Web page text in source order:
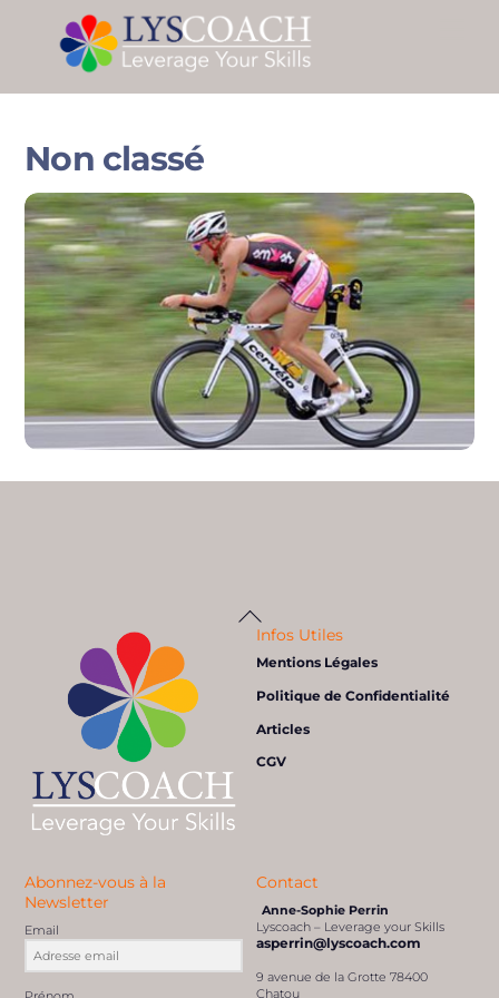
content
Non classé
décision et l’intelligence émotionnelle
Non classé Empathie Intelligence émotionnelle, Processus de décision /
La prise de décision
Top
Infos Utiles
Mentions Légales
Politique de Confidentialité
Articles
CGV
Abonnez-vous à la
Newsletter
Email
Contact
Anne-Sophie Perrin
Lyscoach – Leverage your Skills
asperrin@lyscoach.com
9 avenue de la Grotte 78400
Chatou